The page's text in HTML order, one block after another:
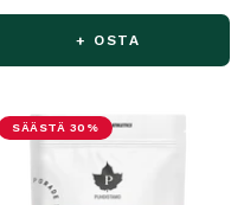
+ OSTA
SÄÄSTÄ 30%